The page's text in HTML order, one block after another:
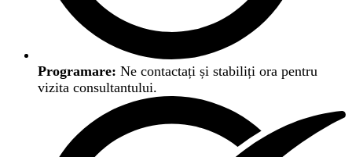
Programare: Ne contactați și stabiliți ora pentru
vizita consultantului.